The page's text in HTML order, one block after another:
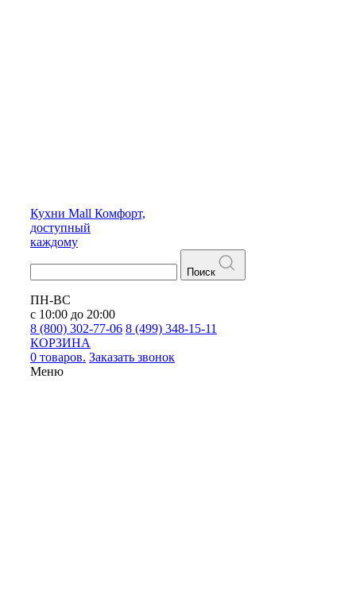
Кухни Mall Комфорт,
доступный
каждому
Поиск
ПН-ВС
с 10:00 до 20:00
8 (800) 302-77-06 8 (499) 348-15-11
КОРЗИНА
0 товаров. Заказать звонок
Меню